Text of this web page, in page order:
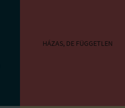
HÁZAS, DE FÜGGETLEN